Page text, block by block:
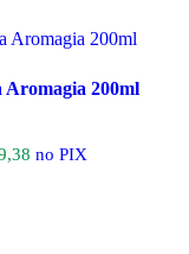
Aromagia 200ml
no PIX